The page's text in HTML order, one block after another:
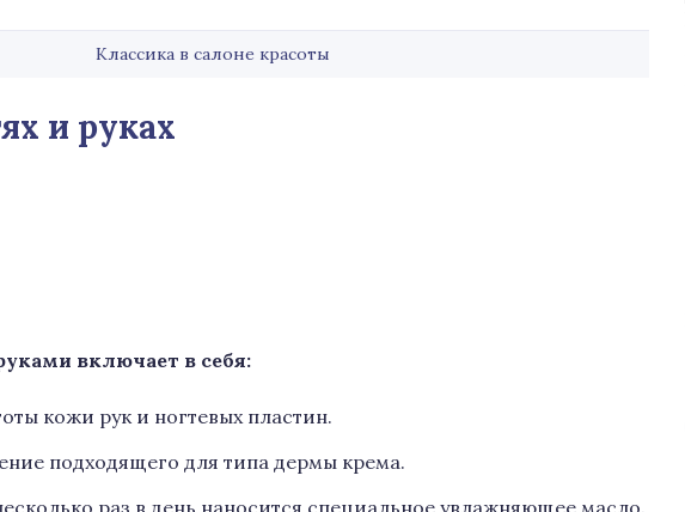
Классика в салоне красоты
и руках
включает в себя:
кожи рук и ногтевых пластин.
подходящего для типа дермы крема.
раз в день наносится специальное увлажняющее масло.